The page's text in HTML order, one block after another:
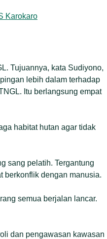
Tujuannya, kata Sudiyono,
lebih dalam terhadap
Itu berlangsung empat
habitat hutan agar tidak
sang pelatih. Tergantung
berkonflik dengan manusia.
semua berjalan lancar.
dan pengawasan kawasan